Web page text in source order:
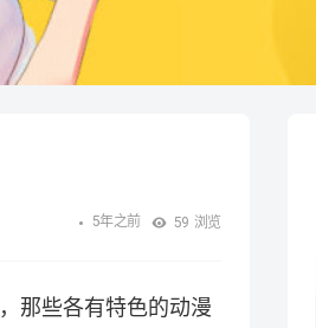
5年之前 59 浏览
那些各有特色的动漫